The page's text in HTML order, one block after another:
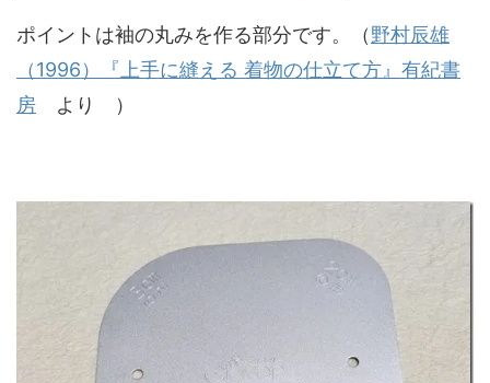
ポイントは袖の丸みを作る部分です。（野村辰雄
（1996）『上手に縫える 着物の仕立て方』有紀書
房 より ）